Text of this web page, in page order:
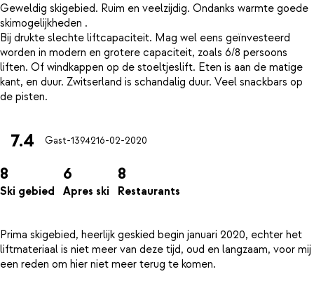
Geweldig skigebied. Ruim en veelzijdig. Ondanks warmte goede
skimogelijkheden .
Bij drukte slechte liftcapaciteit. Mag wel eens geïnvesteerd
worden in modern en grotere capaciteit, zoals 6/8 persoons
liften. Of windkappen op de stoeltjeslift. Eten is aan de matige
kant, en duur. Zwitserland is schandalig duur. Veel snackbars op
7.4 Gast-1394216-02-2020
8
Ski gebied
6
Apres ski
8
Restaurants
Prima skigebied, heerlijk geskied begin januari 2020, echter het
liftmateriaal is niet meer van deze tijd, oud en langzaam, voor mij